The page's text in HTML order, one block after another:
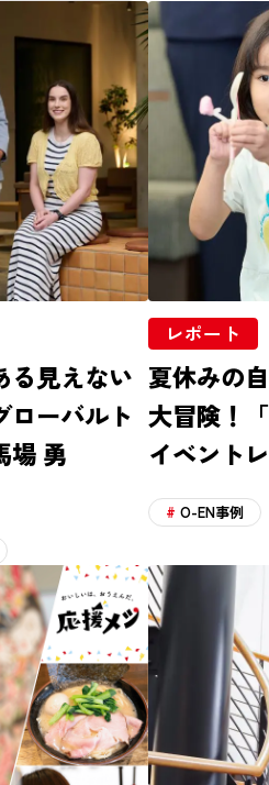
る見えない
ローバルト
場 勇
レポート
夏休みの
大冒険！
イベント
O-EN事例